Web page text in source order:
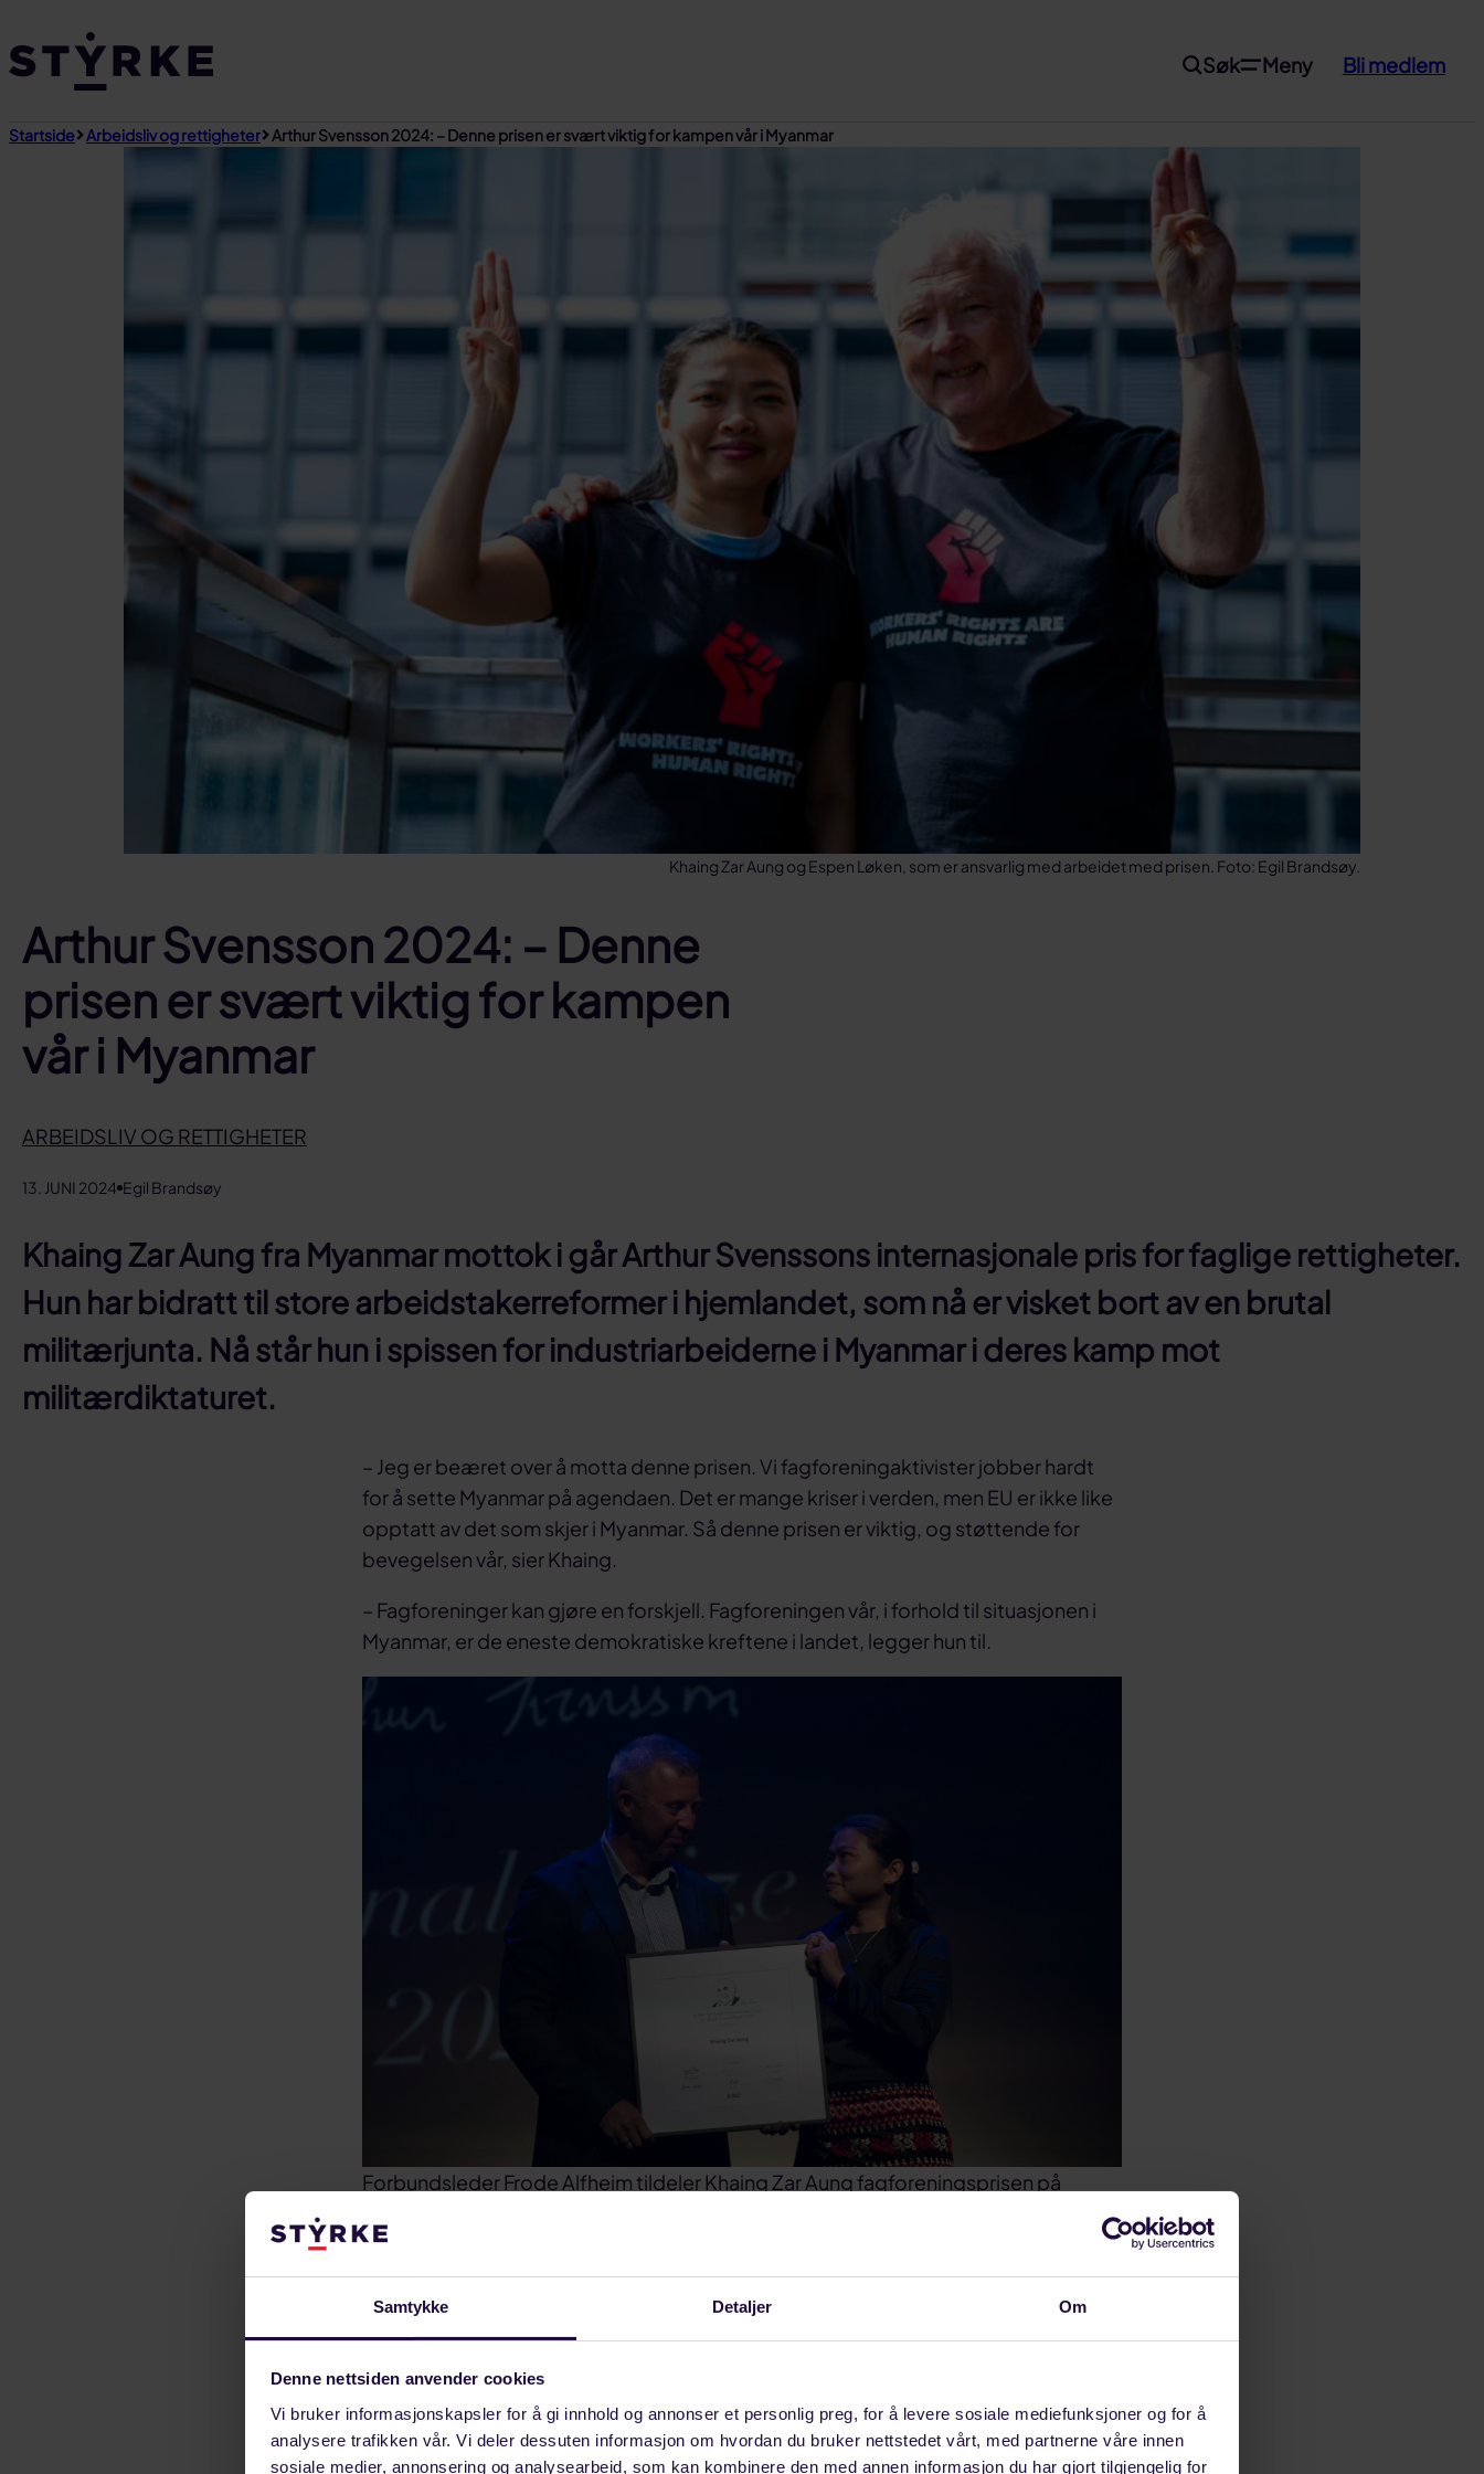
Samtykke Detaljer Om
Denne nettsiden anvender cookies
Vi bruker informasjonskapsler for å gi innhold og annonser et personlig preg, for å levere sosiale mediefunksjoner og for å
analysere trafikken vår. Vi deler dessuten informasjon om hvordan du bruker nettstedet vårt, med partnerne våre innen
sosiale medier, annonsering og analysearbeid, som kan kombinere den med annen informasjon du har gjort tilgjengelig for
til
innhold
Søk Meny Bli medlem
Startside Arbeidsliv og rettigheter Arthur Svensson 2024: – Denne prisen er svært viktig for kampen vår i Myanmar
Khaing Zar Aung og Espen Løken, som er ansvarlig med arbeidet med prisen. Foto: Egil Brandsøy.
Arthur Svensson 2024: – Denne
prisen er svært viktig for kampen
vår i Myanmar
ARBEIDSLIV OG RETTIGHETER
13. JUNI 2024 Egil Brandsøy
Khaing Zar Aung fra Myanmar mottok i går Arthur Svenssons internasjonale pris for faglige rettigheter.
Hun har bidratt til store arbeidstakerreformer i hjemlandet, som nå er visket bort av en brutal
militærjunta. Nå står hun i spissen for industriarbeiderne i Myanmar i deres kamp mot
militærdiktaturet.
– Jeg er beæret over å motta denne prisen. Vi fagforeningaktivister jobber hardt
for å sette Myanmar på agendaen. Det er mange kriser i verden, men EU er ikke like
opptatt av det som skjer i Myanmar. Så denne prisen er viktig, og støttende for
bevegelsen vår, sier Khaing.
– Fagforeninger kan gjøre en forskjell. Fagforeningen vår, i forhold til situasjonen i
Myanmar, er de eneste demokratiske kreftene i landet, legger hun til.
Forbundsleder Frode Alfheim tildeler Khaing Zar Aung fagforeningsprisen på
Visste ikke grunnen for at folk var så fattige i
Myanmar
Khaing er i dag president for Industrial Workers Federation of Myanmar, som
hovedsakelig består av medlemmer i privateide fabrikker av tekstil-, sko-, lær- og
husholdningsfabrikker. Før det var hun klesarbeider, og jobbet i Myanmar i seks år